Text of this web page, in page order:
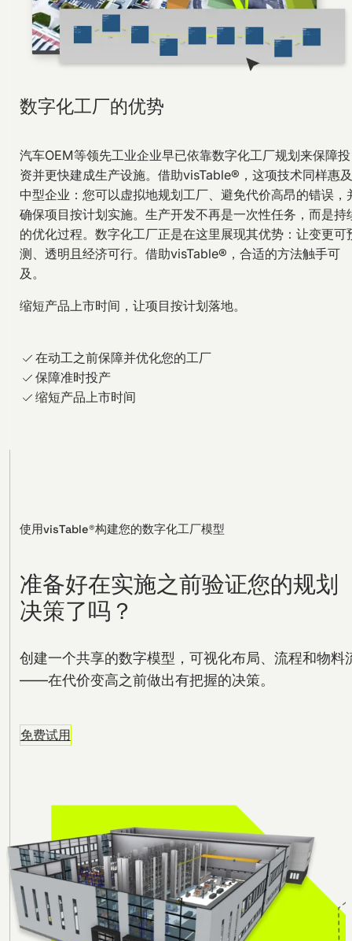
数字化工厂的优势
汽车OEM等领先工业企业早已依靠数字化工厂规划来保障投
资并更快建成生产设施。借助visTable®，这项技术同样惠及
中型企业：您可以虚拟地规划工厂、避免代价高昂的错误，
确保项目按计划实施。生产开发不再是一次性任务，而是持
的优化过程。数字化工厂正是在这里展现其优势：让变更可
测、透明且经济可行。借助visTable®，合适的方法触手可
及。
缩短产品上市时间，让项目按计划落地。
在动工之前保障并优化您的工厂
保障准时投产
缩短产品上市时间
使用visTable®构建您的数字化工厂模型
准备好在实施之前验证您的规划
决策了吗？
创建一个共享的数字模型，可视化布局、流程和物料
——在代价变高之前做出有把握的决策。
免费试用